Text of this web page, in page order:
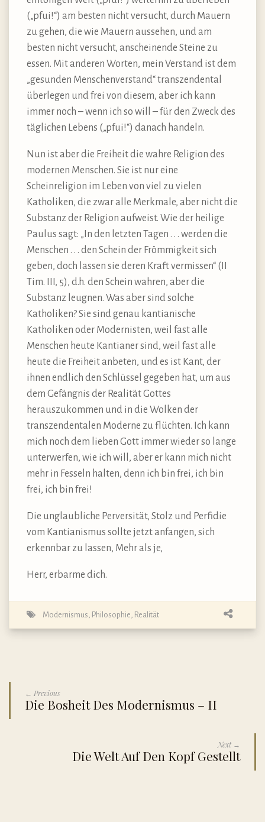
(„pfui!“) am besten nicht versucht, durch Mauern
zu gehen, die wie Mauern aussehen, und am
besten nicht versucht, anscheinende Steine zu
essen. Mit anderen Worten, mein Verstand ist dem
„gesunden Menschenverstand“ transzendental
überlegen und frei von diesem, aber ich kann
immer noch – wenn ich so will – für den Zweck des
täglichen Lebens („pfui!“) danach handeln.
Nun ist aber die Freiheit die wahre Religion des
modernen Menschen. Sie ist nur eine
Scheinreligion im Leben von viel zu vielen
Katholiken, die zwar alle Merkmale, aber nicht die
Substanz der Religion aufweist. Wie der heilige
Paulus sagt: „In den letzten Tagen . . . werden die
Menschen . . . den Schein der Frömmigkeit sich
geben, doch lassen sie deren Kraft vermissen“ (II
Tim. III, 5), d.h. den Schein wahren, aber die
Substanz leugnen. Was aber sind solche
Katholiken? Sie sind genau kantianische
Katholiken oder Modernisten, weil fast alle
Menschen heute Kantianer sind, weil fast alle
heute die Freiheit anbeten, und es ist Kant, der
ihnen endlich den Schlüssel gegeben hat, um aus
dem Gefängnis der Realität Gottes
herauszukommen und in die Wolken der
transzendentalen Moderne zu flüchten. Ich kann
mich noch dem lieben Gott immer wieder so lange
unterwerfen, wie ich will, aber er kann mich nicht
mehr in Fesseln halten, denn ich bin frei, ich bin
frei, ich bin frei!
Die unglaubliche Perversität, Stolz und Perfidie
vom Kantianismus sollte jetzt anfangen, sich
erkennbar zu lassen, Mehr als je,
Herr, erbarme dich.
Modernismus Philosophie Realität
← Previous
Die Bosheit Des Modernismus – II
Next →
Die Welt Auf Den Kopf Gestellt